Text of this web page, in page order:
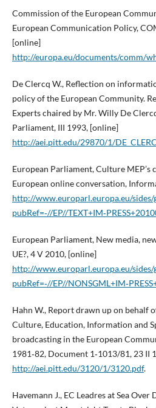
Commission of the European
European Communication Policy,
[online]
http://europa.eu/documents/comm/
De Clercq W., Reflection on
policy of the European Community.
Experts chaired by Mr. Willy De
Parliament, III 1993, [online]
http://aei.pitt.edu/29870/1/
European Parliament, Culture MEP’s
European online conversation,
http://www.europarl.europa.eu/sides/
pubRef=‑//EP//
European Parliament, New media,
UE?, 4 V 2010, [online]
http://www.europarl.europa.eu/sides/
pubRef=‑//EP//
Hahn W., Report drawn up on behalf
Culture, Education, Information and
broadcasting in the European
1981‑82, Document 1‑1013/81, 23 II
http://aei.pitt.edu/3120/1/3120.pdf.
Havemann J., EC Leadres at Sea